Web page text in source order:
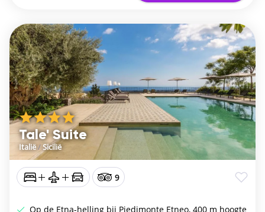
Tale' Suite
Italië/Sicilië
9
Op de Etna-helling bij Piedimonte Etneo, 400 m hoogte